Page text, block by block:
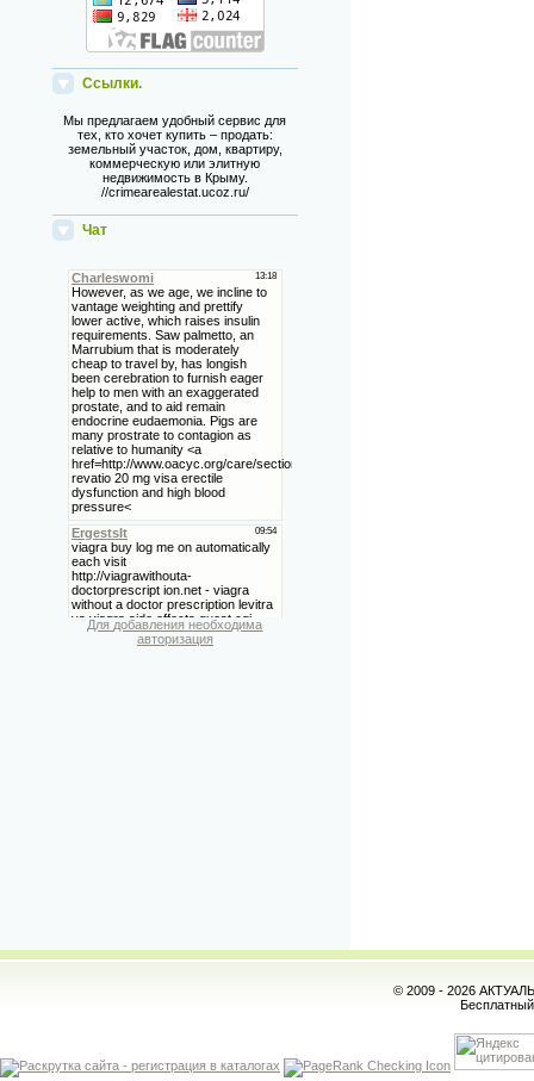
Ссылки.
Мы предлагаем удобный сервис для
тех, кто хочет купить – продать:
земельный участок, дом, квартиру,
коммерческую или элитную
недвижимость в Крыму.
//crimearealestat.ucoz.ru/
Чат
Для добавления необходима
авторизация
© 2009 - 2026